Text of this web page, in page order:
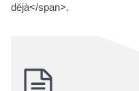
déjà</span>.